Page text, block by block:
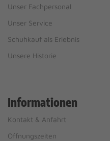
Unser Fachpersonal
Unser Service
Schuhkauf als Erlebnis
Unsere Historie
Informationen
Kontakt & Anfahrt
Öffnungszeiten